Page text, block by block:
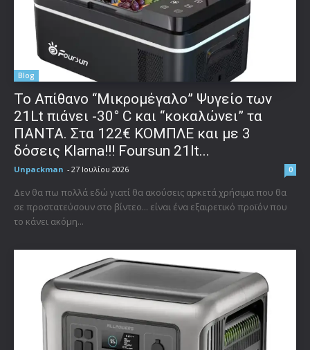
Blog
Το Απίθανο “Μικρομέγαλο” Ψυγείο των
21Lt πιάνει -30° C και “κοκαλώνει” τα
ΠΑΝΤΑ. Στα 122€ ΚΟΜΠΛΕ και με 3
δόσεις Klarna!!! Foursun 21lt...
Unpackman - 27 Ιουλίου 2026 0
Δεν θα πω πολλά εδώ γιατί θα ακούσεις αρκετά χρήσιμα που θα
σε προστατεύσουν στο βίντεο... είναι ένα εξαιρετικό προϊόν που
το κάνει ακόμη...